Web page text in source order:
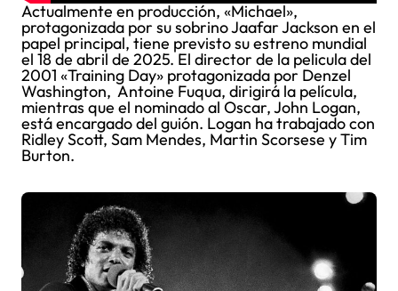
Actualmente en producción, «Michael»,
protagonizada por su sobrino Jaafar Jackson en el
papel principal, tiene previsto su estreno mundial
el 18 de abril de 2025. El director de la pelicula del
2001 «Training Day» protagonizada por Denzel
Washington, Antoine Fuqua, dirigirá la película,
mientras que el nominado al Oscar, John Logan,
está encargado del guión. Logan ha trabajado con
Ridley Scott, Sam Mendes, Martin Scorsese y Tim
Burton.